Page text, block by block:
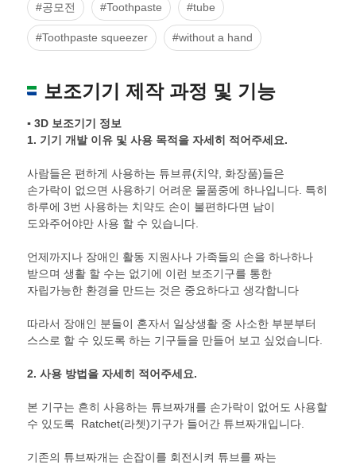
#공모전 #Toothpaste #tube
#Toothpaste squeezer #without a hand
보조기기 제작 과정 및 기능
▪ 3D 보조기기 정보
1. 기기 개발 이유 및 사용 목적을 자세히 적어주세요.
사람들은 편하게 사용하는 튜브류(치약, 화장품)들은
손가락이 없으면 사용하기 어려운 물품중에 하나입니다. 특히
하루에 3번 사용하는 치약도 손이 불편하다면 남이
도와주어야만 사용 할 수 있습니다.
언제까지나 장애인 활동 지원사나 가족들의 손을 하나하나
받으며 생활 할 수는 없기에 이런 보조기구를 통한
자립가능한 환경을 만드는 것은 중요하다고 생각합니다
따라서 장애인 분들이 혼자서 일상생활 중 사소한 부분부터
스스로 할 수 있도록 하는 기구들을 만들어 보고 싶었습니다.
2.사용 방법을 자세히 적어주세요.
본 기구는 흔히 사용하는 튜브짜개를 손가락이 없어도 사용할
수 있도록 Ratchet(라쳇)기구가 들어간 튜브짜개입니다.
기존의 튜브짜개는 손잡이를 회전시켜 튜브를 짜는